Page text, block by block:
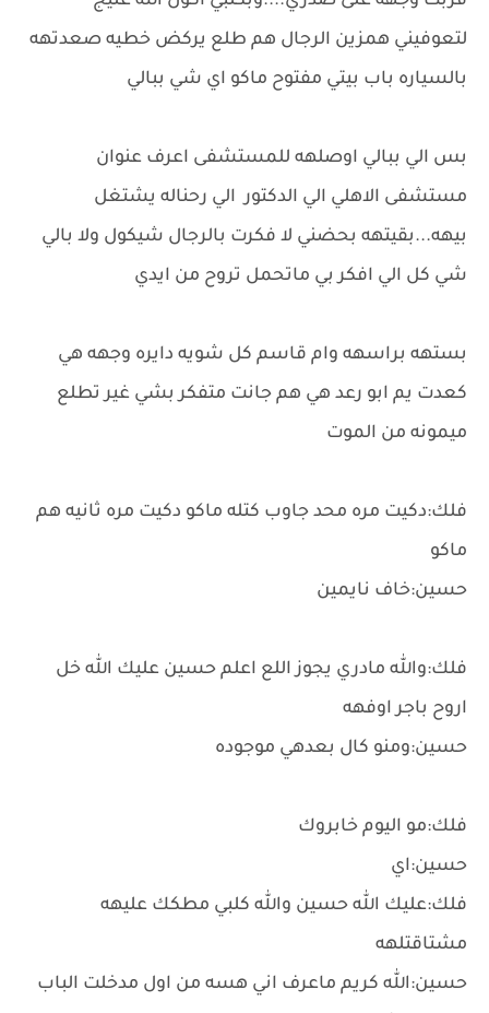
لتعوفيني همزين الرجال هم طلع يركض خطيه صعدتهه
بالسياره باب بيتي مفتوح ماكو اي شي ببالي
بس الي ببالي اوصلهه للمستشفى اعرف عنوان
مستشفى الاهلي الي الدكتور الي رحناله يشتغل
بيهه...بقيتهه بحضني لا فكرت بالرجال شيكول ولا بالي
شي كل الي افكر بي ماتحمل تروح من ايدي
بستهه براسهه وام قاسم كل شويه دايره وجهه هي
كعدت يم ابو رعد هي هم جانت متفكر بشي غير تطلع
ميمونه من الموت
فلك:دكيت مره محد جاوب كتله ماكو دكيت مره ثانيه هم
ماكو
حسين:خاف نايمين
فلك:والله مادري يجوز اللع اعلم حسين عليك الله خل
اروح باجر اوفهه
حسين:ومنو كال بعدهي موجوده
فلك:مو اليوم خابروك
حسين:اي
فلك:عليك الله حسين والله كلبي مطكك عليهه
مشتاقتلهه
حسين:الله كريم ماعرف اني هسه من اول مدخلت الباب